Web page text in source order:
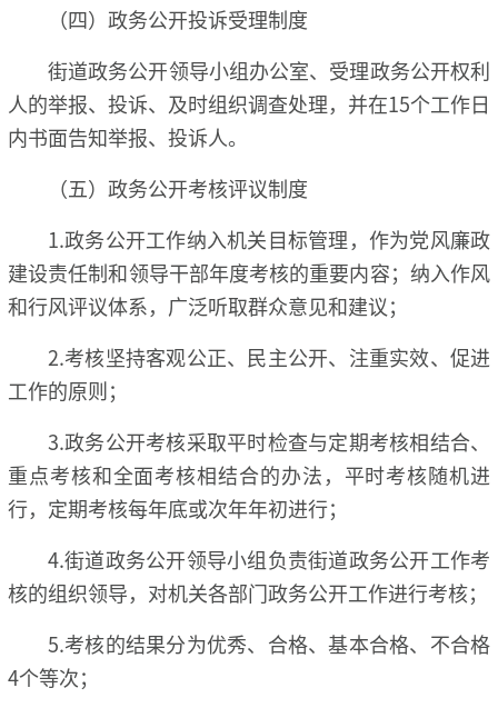
（四）政务公开投诉受理制度
街道政务公开领导小组办公室、受理政务公开权利
人的举报、投诉、及时组织调查处理，并在15个工作日
内书面告知举报、投诉人。
（五）政务公开考核评议制度
1.政务公开工作纳入机关目标管理，作为党风廉政
建设责任制和领导干部年度考核的重要内容；纳入作风
和行风评议体系，广泛听取群众意见和建议；
2.考核坚持客观公正、民主公开、注重实效、促进
工作的原则；
3.政务公开考核采取平时检查与定期考核相结合、
重点考核和全面考核相结合的办法，平时考核随机进
行，定期考核每年底或次年年初进行；
4.街道政务公开领导小组负责街道政务公开工作考
核的组织领导，对机关各部门政务公开工作进行考核；
5.考核的结果分为优秀、合格、基本合格、不合格
4个等次；